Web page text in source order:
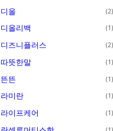
디올 2
디올리백 1
디즈니플러스 2
따뜻한말 1
뜬뜬 1
라미란 1
라이프케어 1